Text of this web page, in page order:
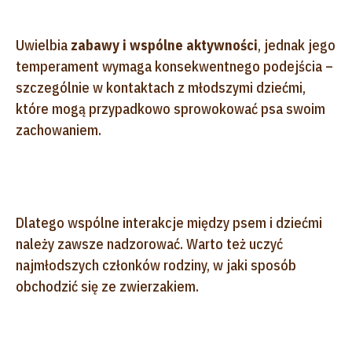
Uwielbia zabawy i wspólne aktywności, jednak jego
temperament wymaga konsekwentnego podejścia –
szczególnie w kontaktach z młodszymi dziećmi,
które mogą przypadkowo sprowokować psa swoim
zachowaniem.
Dlatego wspólne interakcje między psem i dziećmi
należy zawsze nadzorować. Warto też uczyć
najmłodszych członków rodziny, w jaki sposób
obchodzić się ze zwierzakiem.